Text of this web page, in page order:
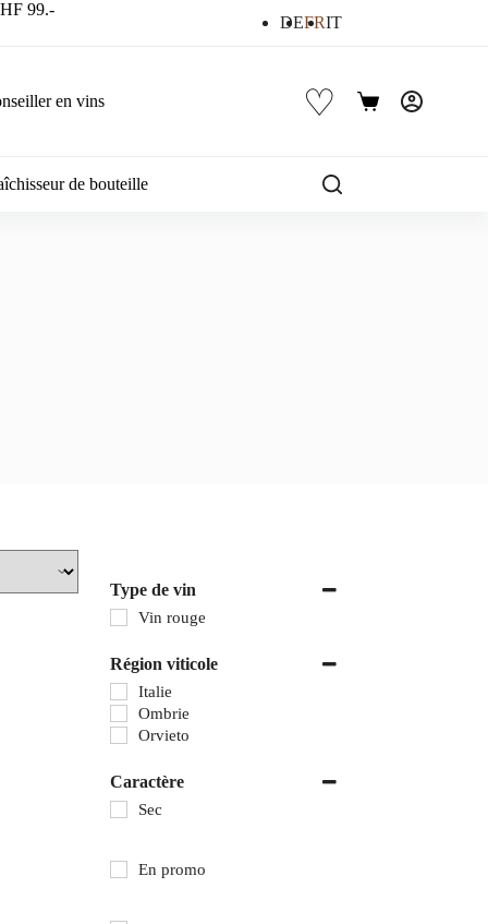
99.-
DEFRIT
en vins ♡
Panier
de bouteille
Type de vin
Vin rouge
Région viticole
Italie
Ombrie
Orvieto
Caractère
Sec
En promo